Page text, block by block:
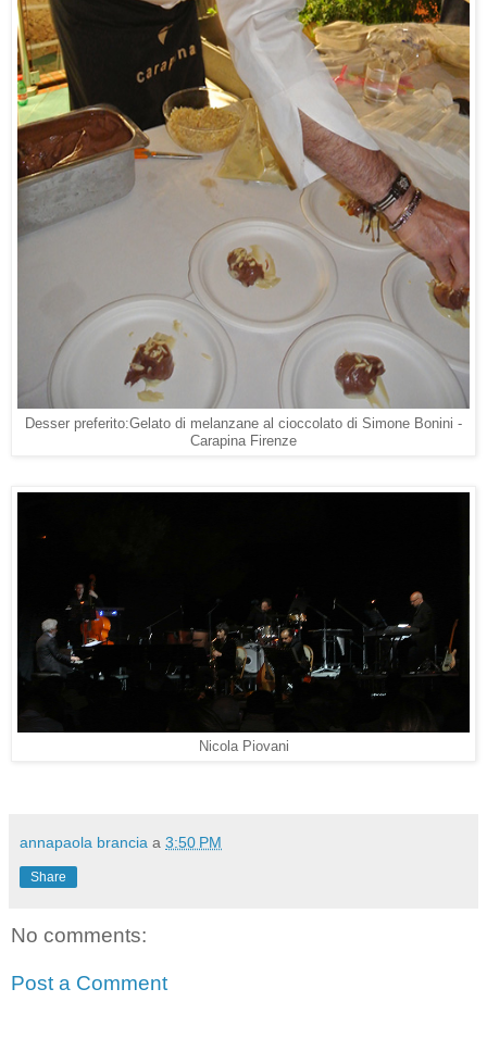
Desser preferito:Gelato di melanzane al cioccolato di Simone Bonini -
Carapina Firenze
Nicola Piovani
annapaola brancia a 3:50 PM
Share
No comments:
Post a Comment